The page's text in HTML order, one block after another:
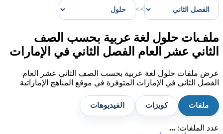
>>
ملفات حلول لغة عربية بحسب الصف
الثاني عشر العام الفصل الثاني في الإمارات
عرض ملفات حلول لغة عربية بحسب الصف الثاني عشر العام
الفصل الثاني في الإمارات المتوفرة في موقع المناهج الإماراتية
ملفات كويزات الفيديوهات
عدد الملفات: ...